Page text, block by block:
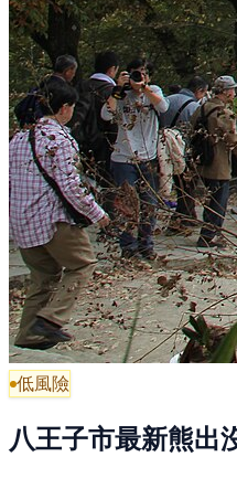
低風險
八王子市最新熊出